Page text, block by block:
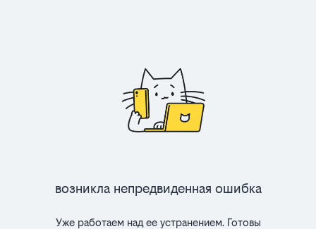
Возникла непредвиденная ошибка
Уже работаем над ее устранением. Готовы